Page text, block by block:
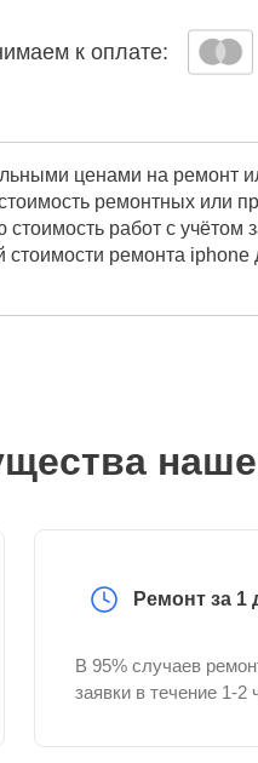
к оплате:
ценами на ремонт
ремонтных или
работ с
ремонта
Ремонт за 1
В 95% случаев
заявки в течение 1-2